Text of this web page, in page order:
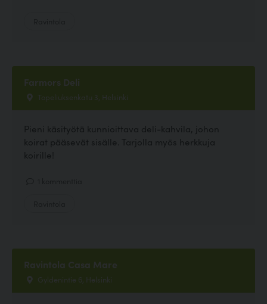
Farmors Deli
Topeliuksenkatu 3, Helsinki
Pieni käsityötä kunnioittava deli-kahvila, johon
koirat pääsevät sisälle. Tarjolla myös herkkuja
koirille!
Ravintola Casa Mare
Gyldenintie 6, Helsinki